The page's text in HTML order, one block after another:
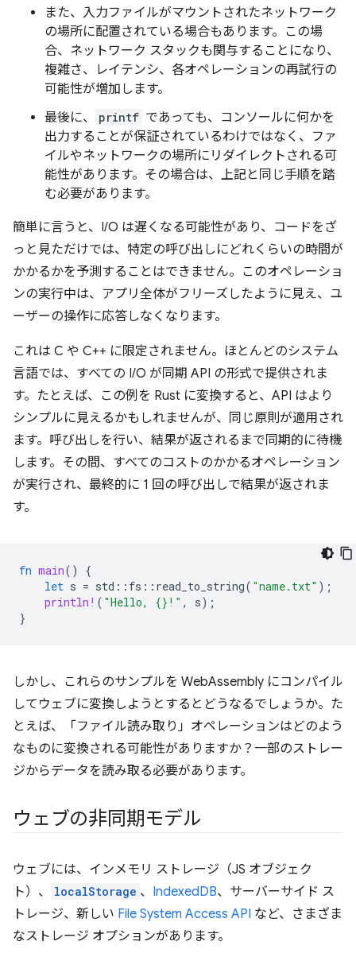
また、入力ファイルがマウントされたネットワーク
の場所に配置されている場合もあります。この場
合、ネットワーク スタックも関与することになり、
複雑さ、レイテンシ、各オペレーションの再試行の
可能性が増加します。
最後に、
printf であっても、コンソールに何かを
出力することが保証されているわけではなく、ファ
イルやネットワークの場所にリダイレクトされる可
能性があります。その場合は、上記と同じ手順を踏
む必要があります。
簡単に言うと、I/O は遅くなる可能性があり、コードをざ
っと見ただけでは、特定の呼び出しにどれくらいの時間が
かかるかを予測することはできません。このオペレーショ
ンの実行中は、アプリ全体がフリーズしたように見え、ユ
ーザーの操作に応答しなくなります。
これは C や C++ に限定されません。ほとんどのシステム
言語では、すべての I/O が同期 API の形式で提供されま
す。たとえば、この例を Rust に変換すると、API はより
シンプルに見えるかもしれませんが、同じ原則が適用され
ます。呼び出しを行い、結果が返されるまで同期的に待機
します。その間、すべてのコストのかかるオペレーション
が実行され、最終的に 1 回の呼び出しで結果が返されま
す。
fn main()
{
let s = std :: fs :: read_to_string( "name.txt" );
println! ( "Hello, {}!" , s);
}
しかし、これらのサンプルを WebAssembly にコンパイル
してウェブに変換しようとするとどうなるでしょうか。た
とえば、「ファイル読み取り」オペレーションはどのよう
なものに変換される可能性がありますか？一部のストレー
ジからデータを読み取る必要があります。
ウェブの非同期モデル
ウェブには、インメモリ ストレージ（JS オブジェク
ト）、
localStorage 、 IndexedDB、サーバーサイド ス
トレージ、新しい File System Access API など、さまざま
なストレージ オプションがあります。